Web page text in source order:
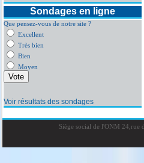
Sondages en ligne
Que pensez-vous de notre site ?
Excellent
Très bien
Bien
Moyen
Voir résultats des sondages
Siège social de l'ONM 24,rue